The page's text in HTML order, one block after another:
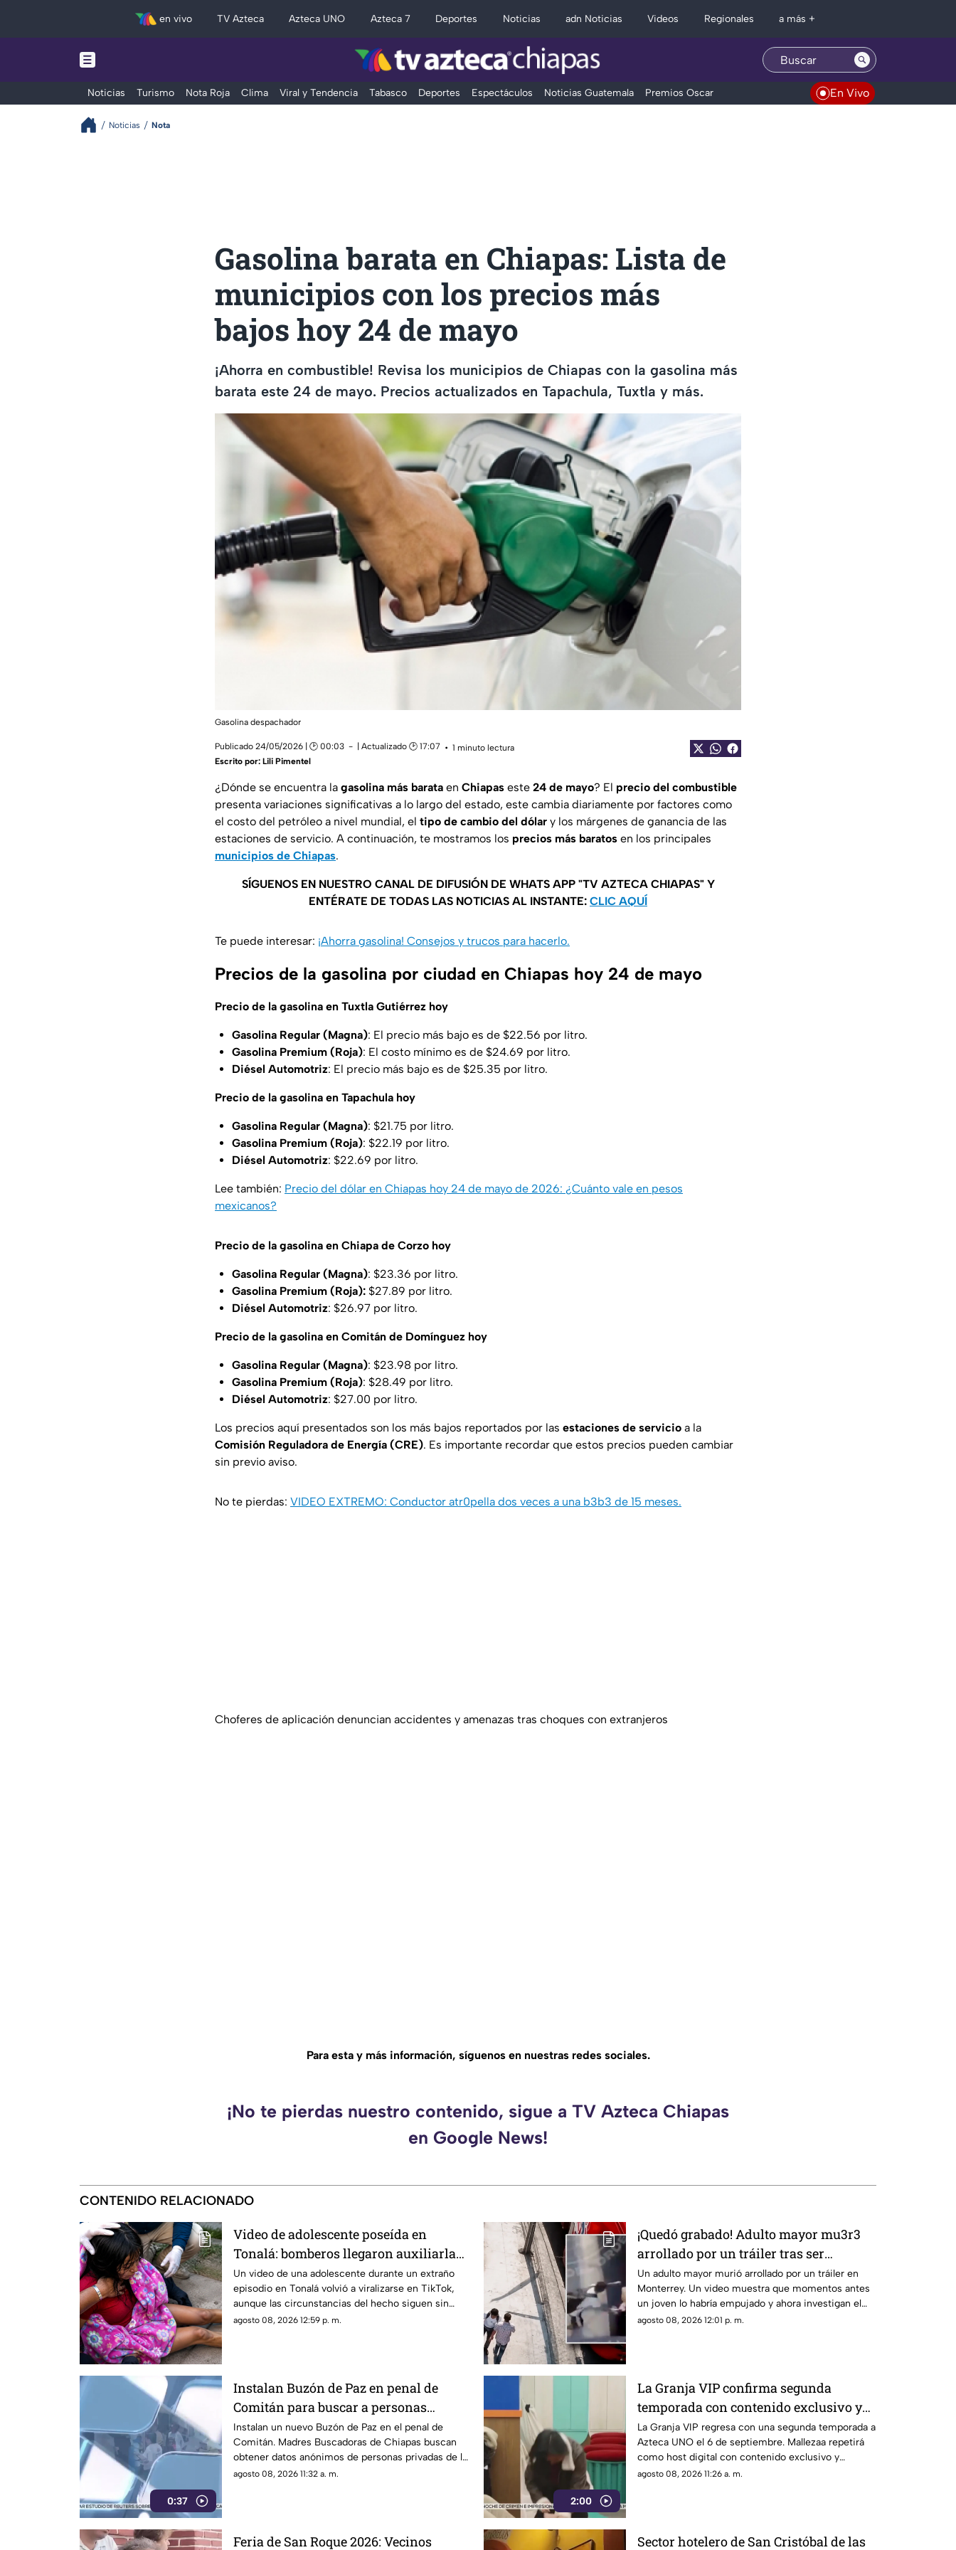
en vivo TV Azteca Azteca UNO Azteca 7 Deportes Noticias adn Noticias Videos Regionales a más +
Noticias Turismo Nota Roja Clima Viral y Tendencia Tabasco Deportes Espectáculos Noticias Guatemala Premios Oscar En Vivo
Noticias Nota
Gasolina barata en Chiapas: Lista de
municipios con los precios más
bajos hoy 24 de mayo
¡Ahorra en combustible! Revisa los municipios de Chiapas con la gasolina más
barata este 24 de mayo. Precios actualizados en Tapachula, Tuxtla y más.
Gasolina despachador
Publicado 24/05/2026 | 🕑 00:03 | Actualizado 🕑 17:07
1 minuto lectura
Escrito por: Lili Pimentel
¿Dónde se encuentra la gasolina más barata en Chiapas este 24 de mayo? El precio del combustible
presenta variaciones significativas a lo largo del estado, este cambia diariamente por factores como
el costo del petróleo a nivel mundial, el tipo de cambio del dólar y los márgenes de ganancia de las
estaciones de servicio. A continuación, te mostramos los precios más baratos en los principales
municipios de Chiapas.
SÍGUENOS EN NUESTRO CANAL DE DIFUSIÓN DE WHATS APP "TV AZTECA CHIAPAS" Y
ENTÉRATE DE TODAS LAS NOTICIAS AL INSTANTE: CLIC AQUÍ
Te puede interesar: ¡Ahorra gasolina! Consejos y trucos para hacerlo.
Precios de la gasolina por ciudad en Chiapas hoy 24 de mayo
Precio de la gasolina en Tuxtla Gutiérrez hoy
Gasolina Regular (Magna): El precio más bajo es de $22.56 por litro.
Gasolina Premium (Roja): El costo mínimo es de $24.69 por litro.
Diésel Automotriz: El precio más bajo es de $25.35 por litro.
Precio de la gasolina en Tapachula hoy
Gasolina Regular (Magna): $21.75 por litro.
Gasolina Premium (Roja): $22.19 por litro.
Diésel Automotriz: $22.69 por litro.
Lee también: Precio del dólar en Chiapas hoy 24 de mayo de 2026: ¿Cuánto vale en pesos
mexicanos?
Precio de la gasolina en Chiapa de Corzo hoy
Gasolina Regular (Magna): $23.36 por litro.
Gasolina Premium (Roja): $27.89 por litro.
Diésel Automotriz: $26.97 por litro.
Precio de la gasolina en Comitán de Domínguez hoy
Gasolina Regular (Magna): $23.98 por litro.
Gasolina Premium (Roja): $28.49 por litro.
Diésel Automotriz: $27.00 por litro.
Los precios aquí presentados son los más bajos reportados por las estaciones de servicio a la
Comisión Reguladora de Energía (CRE). Es importante recordar que estos precios pueden cambiar
sin previo aviso.
No te pierdas: VIDEO EXTREMO: Conductor atr0pella dos veces a una b3b3 de 15 meses.
Choferes de aplicación denuncian accidentes y amenazas tras choques con extranjeros
Para esta y más información, síguenos en nuestras redes sociales.
¡No te pierdas nuestro contenido, sigue a TV Azteca Chiapas
en Google News!
CONTENIDO RELACIONADO
Video de adolescente poseída en
Tonalá: bomberos llegaron auxiliarla
¿Qué es lo que ocurrió?
Un video de una adolescente durante un extraño
episodio en Tonalá volvió a viralizarse en TikTok,
aunque las circunstancias del hecho siguen sin
aclararse.
agosto 08, 2026 12:59 p. m.
¡Quedó grabado! Adulto mayor mu3r3
arrollado por un tráiler tras ser
empujado en Monterrey
Un adulto mayor murió arrollado por un tráiler en
Monterrey. Un video muestra que momentos antes
un joven lo habría empujado y ahora investigan el
caso.
agosto 08, 2026 12:01 p. m.
0:37
Instalan Buzón de Paz en penal de
Comitán para buscar a personas
desaparecidas
Instalan un nuevo Buzón de Paz en el penal de
Comitán. Madres Buscadoras de Chiapas buscan
obtener datos anónimos de personas privadas de la
libertad sobre desaparecidos.
agosto 08, 2026 11:32 a. m.
2:00
La Granja VIP confirma segunda
temporada con contenido exclusivo y
sorpresas
La Granja VIP regresa con una segunda temporada a
Azteca UNO el 6 de septiembre. Mallezaa repetirá
como host digital con contenido exclusivo y
cobertura 24/7.
agosto 08, 2026 11:26 a. m.
Feria de San Roque 2026: Vecinos Sector hotelero de San Cristóbal de las